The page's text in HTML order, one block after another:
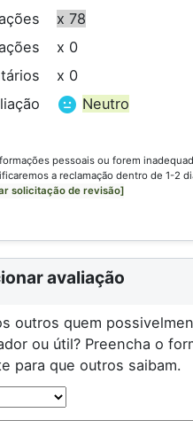
x 78
x 0
x 0
Neutro
pessoais ou forem
a reclamação dentro de 1-2
solicitação de revisão]
avaliação
outros quem
ou útil? Preencha o
para que outros saibam.